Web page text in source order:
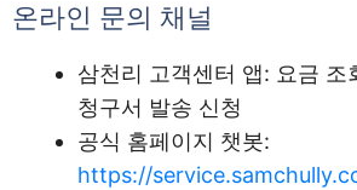
온라인 문의 채널
삼천리 고객센터 앱: 요금 조
청구서 발송 신청
공식 홈페이지 챗봇:
https://